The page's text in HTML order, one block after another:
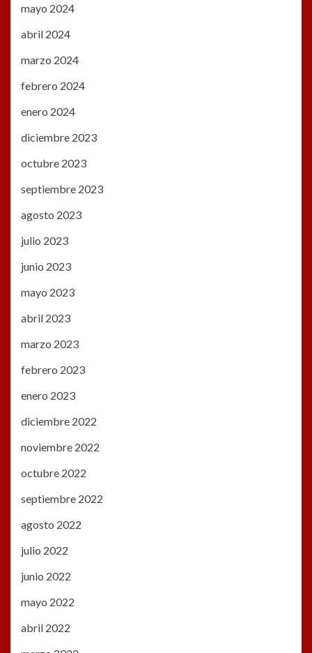
mayo 2024
abril 2024
marzo 2024
febrero 2024
enero 2024
diciembre 2023
octubre 2023
septiembre 2023
agosto 2023
julio 2023
junio 2023
mayo 2023
abril 2023
marzo 2023
febrero 2023
enero 2023
diciembre 2022
noviembre 2022
octubre 2022
septiembre 2022
agosto 2022
julio 2022
junio 2022
mayo 2022
abril 2022